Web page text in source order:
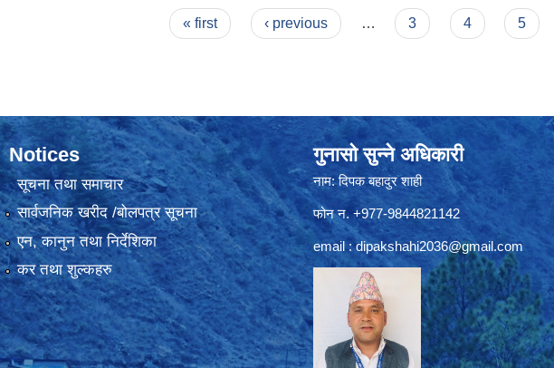
« first ‹ previous … 3 4 5
Notices
सूचना तथा समाचार
सार्वजनिक खरीद /बोलपत्र सूचना
एन, कानुन तथा निर्देशिका
कर तथा शुल्कहरु
गुनासो सुन्ने अधिकारी
नाम: दिपक बहादुर शाही
फोन न. +977-9844821142
email :dipakshahi2036@gmail.com